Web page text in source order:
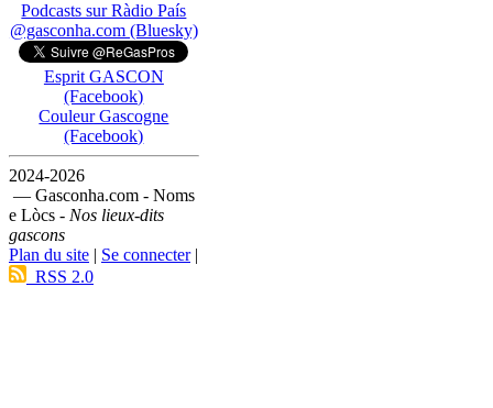
Podcasts sur Ràdio País
@gasconha.com (Bluesky)
Esprit GASCON
(Facebook)
Couleur Gascogne
(Facebook)
2024-2026
— Gasconha.com - Noms
e Lòcs - Nos lieux-dits
gascons
Plan du site | Se connecter|
RSS 2.0